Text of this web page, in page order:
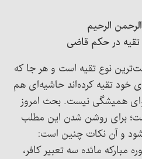
الرحیم
نوع تقیه است و هر جا که
خود تقیه کرده‌اند حاشیه‌ای هم
همیشگی نیست. بحث امروز
برای روشن شدن این مطلب
شود و آن نکات چنین است:
آیات 44، 45 و 47 سوره مبارکه مائده سه تعبیر کافر،